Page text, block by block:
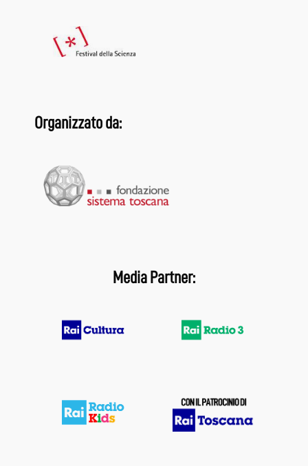
Organizzato da:
Media Partner: